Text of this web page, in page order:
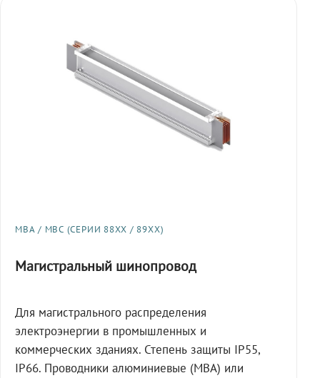
МВА / МВС (СЕРИИ 88XX / 89XX)
Магистральный шинопровод
Для магистрального распределения
электроэнергии в промышленных и
коммерческих зданиях. Степень защиты IP55,
IP66. Проводники алюминиевые (МВА) или